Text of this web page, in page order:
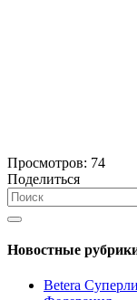
Просмотров: 74
Поделиться
Новостные
Betera